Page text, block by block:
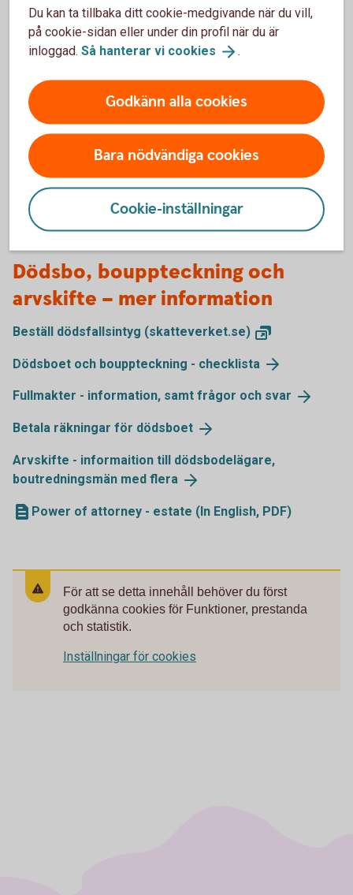
Fullmakt dödsbo
Lösa in utställda checkar/postväxlar/plus- och
Betala dödsboets skulder
Få tillgång till dödsboets bankfack hos Sparbanken
Eken, ta ut innehållet och avsluta bankfacket
Fylla i fördelningsblanketten vid arvskifte
Dödsbo, bouppteckning och
arvskifte – mer information
Beställ dödsfallsintyg (skatteverket.se)
Dödsboet och bouppteckning - checklista
Fullmakter - information, samt frågor och svar
Betala räkningar för dödsboet
Arvskifte - informaition till dödsbodelägare,
boutredningsmän med flera
Power of attorney - estate (In English, PDF)
För att se detta innehåll behöver du först
godkänna cookies för Funktioner, prestanda
och statistik.
Inställningar för cookies
Du kan ta tillbaka ditt cookie-medgivande när du vill,
på cookie-sidan eller under din profil när du är
inloggad. Så hanterar vi cookies .
Godkänn alla cookies
Bara nödvändiga cookies
Cookie-inställningar